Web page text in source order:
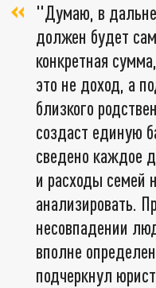
"Думаю, в
должен будет
конкретная
это не доход, а
близкого
создаст единую
сведено каждое
и расходы семей
анализировать.
несовпадении
вполне
подчеркнул